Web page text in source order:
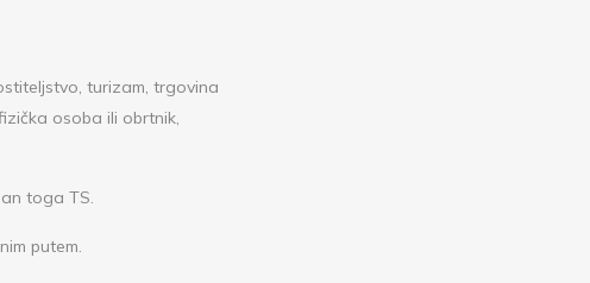
turizam, trgovina
osoba ili obrtnik,
toga TS.
putem.